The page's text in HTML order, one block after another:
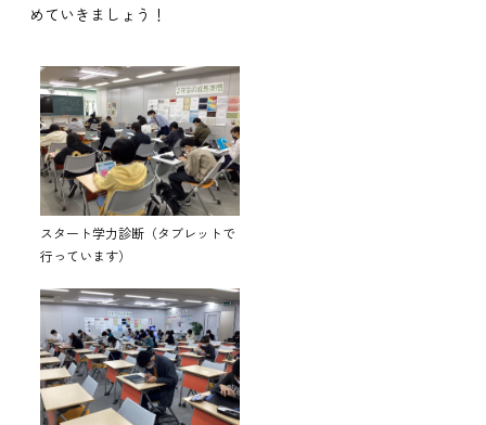
めていきましょう！
スタート学力診断（タブレットで
行っています）